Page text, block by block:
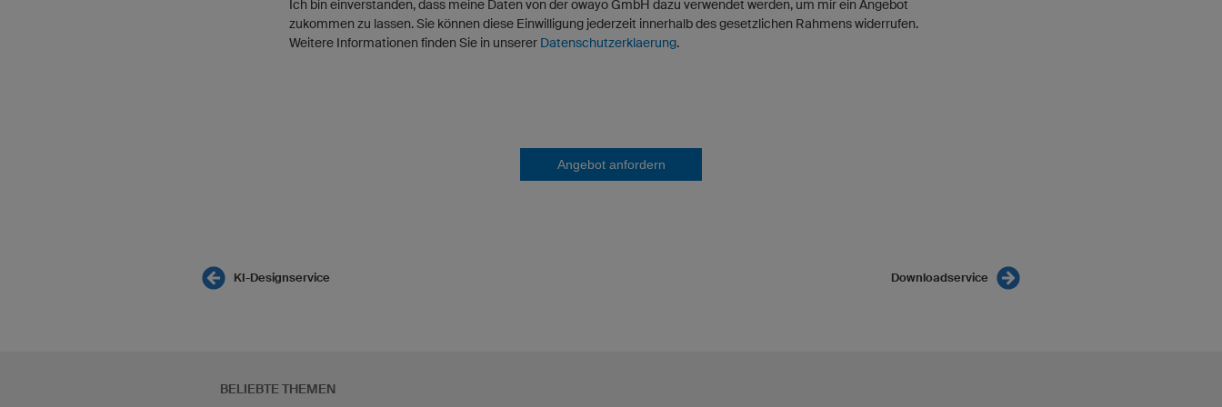
Ich bin einverstanden, dass meine Daten von der owayo GmbH dazu verwendet werden, um mir ein Angebot
zukommen zu lassen. Sie können diese Einwilligung jederzeit innerhalb des gesetzlichen Rahmens widerrufen.
Weitere Informationen finden Sie in unserer Datenschutzerklaerung.
Angebot anfordern
KI-Designservice Downloadservice
BELIEBTE THEMEN